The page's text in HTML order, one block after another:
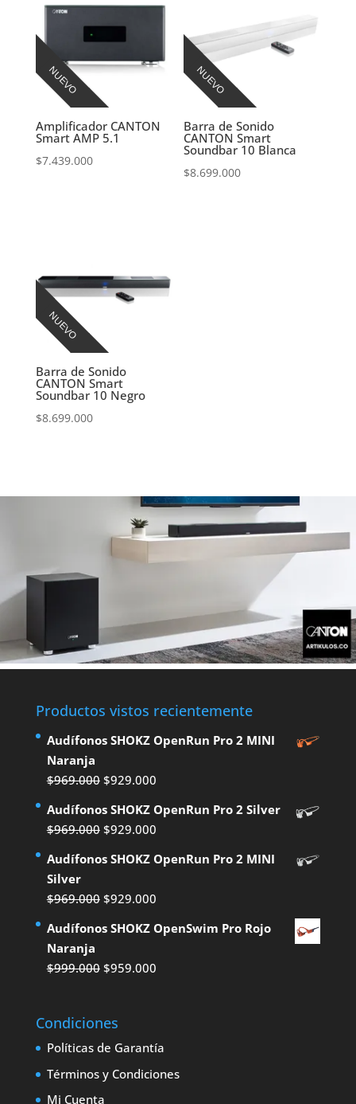
NUEVO
Amplificador CANTON
Smart AMP 5.1
$7.439.000
NUEVO
Barra de Sonido
CANTON Smart
Soundbar 10 Blanca
$8.699.000
NUEVO
Barra de Sonido
CANTON Smart
Soundbar 10 Negro
$8.699.000
Productos vistos recientemente
Audífonos SHOKZ OpenRun Pro 2 MINI
Naranja
$969.000 El
original
era:
$969.000.
$929.000El
actual
$929.000.
Audífonos SHOKZ OpenRun Pro 2 Silver
$969.000 El
original
$969.000.
$929.000El
actual
Audífonos SHOKZ OpenRun Pro 2 MINI
Silver
$969.000 El
original
$969.000.
$929.000El
actual
Audífonos SHOKZ OpenSwim Pro Rojo
Naranja
$999.000 El
era:
$999.000.
$959.000El
$959.000.
Condiciones
Políticas de Garantía
Términos y Condiciones
Mi Cuenta